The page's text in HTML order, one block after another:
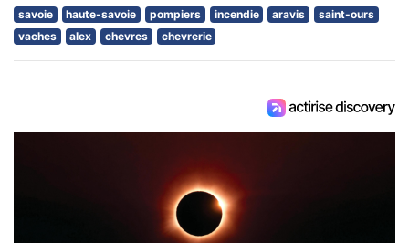
savoie haute-savoie pompiers incendie aravis
saint-ours
vaches
alex chevres chevrerie